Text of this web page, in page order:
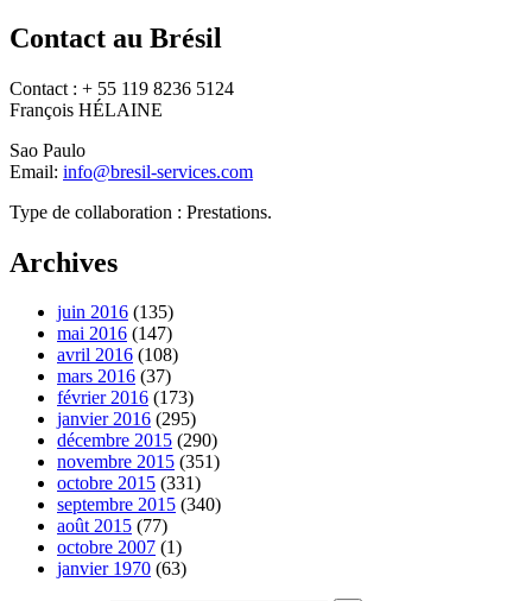
Contact au Brésil
Contact : + 55 119 8236 5124
François HÉLAINE
Sao Paulo
Email: info@bresil-services.com
Type de collaboration : Prestations.
Archives
juin 2016 (135)
mai 2016 (147)
avril 2016 (108)
mars 2016 (37)
février 2016 (173)
janvier 2016 (295)
décembre 2015 (290)
novembre 2015 (351)
octobre 2015 (331)
septembre 2015 (340)
août 2015 (77)
octobre 2007 (1)
janvier 1970 (63)